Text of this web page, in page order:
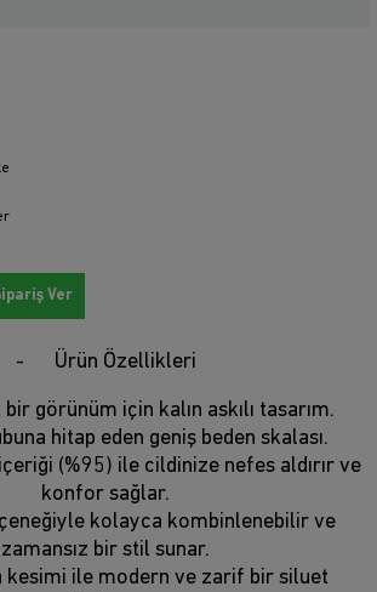
Ver
Ürün Özellikleri
görünüm için kalın askılı tasarım.
hitap eden geniş beden skalası.
(%95) ile cildinize nefes aldırır ve
konfor sağlar.
kolayca kombinlenebilir ve
zamansız bir stil sunar.
kesimi ile modern ve zarif bir siluet